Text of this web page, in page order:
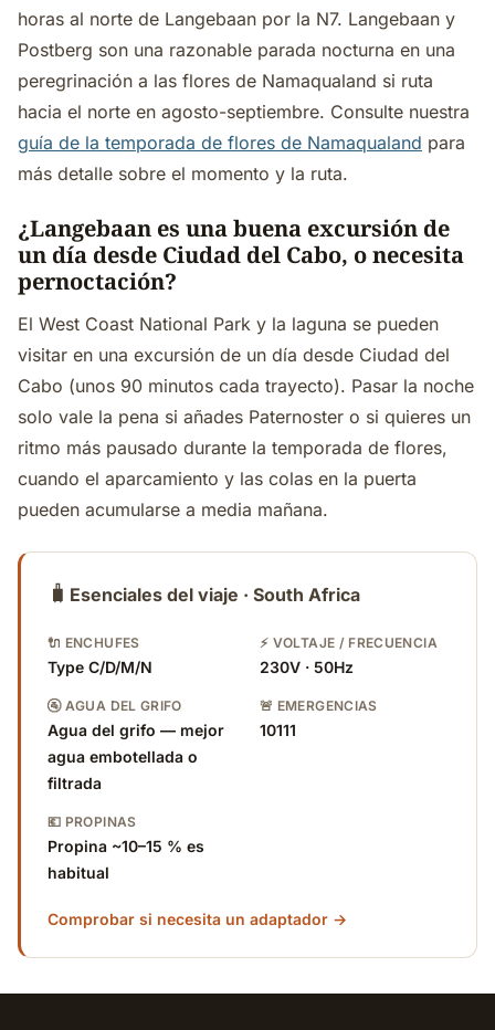
horas al norte de Langebaan por la N7. Langebaan y
Postberg son una razonable parada nocturna en una
peregrinación a las flores de Namaqualand si ruta
hacia el norte en agosto-septiembre. Consulte nuestra
guía de la temporada de flores de Namaqualand para
más detalle sobre el momento y la ruta.
¿Langebaan es una buena excursión de
un día desde Ciudad del Cabo, o necesita
pernoctación?
El West Coast National Park y la laguna se pueden
visitar en una excursión de un día desde Ciudad del
Cabo (unos 90 minutos cada trayecto). Pasar la noche
solo vale la pena si añades Paternoster o si quieres un
ritmo más pausado durante la temporada de flores,
cuando el aparcamiento y las colas en la puerta
pueden acumularse a media mañana.
🧳 Esenciales del viaje · South Africa
🔌 ENCHUFES
Type C/D/M/N
⚡ VOLTAJE / FRECUENCIA
230V · 50Hz
🚰 AGUA DEL GRIFO
Agua del grifo — mejor
agua embotellada o
filtrada
🚨 EMERGENCIAS
10111
💶 PROPINAS
Propina ~10–15 % es
habitual
Comprobar si necesita un adaptador →